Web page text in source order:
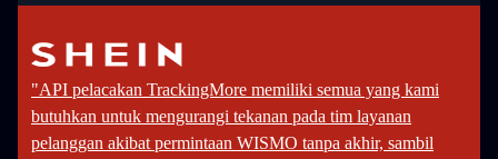
"API pelacakan TrackingMore memiliki semua yang kami
butuhkan untuk mengurangi tekanan pada tim layanan
pelanggan akibat permintaan WISMO tanpa akhir, sambil